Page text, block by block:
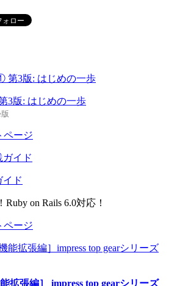
3版: はじめの一歩
ページ
イド
on Rails 6.0対応！
ページ
拡張編］ impress top gearシリーズ